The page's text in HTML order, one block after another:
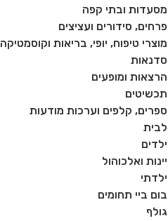
מסעדות ובתי קפה
פרחים, סידורים ועציצים
מוצרי טיפוח, יופי, בריאות וקוסמטיקה
סדנאות
הרצאות ומופעים
תכשיטים
ספרים, קלפים וערכות מודעות
לבית
ילדים
יינות ואלכוהול
ילדתי
בום ביי תחומים
גולף